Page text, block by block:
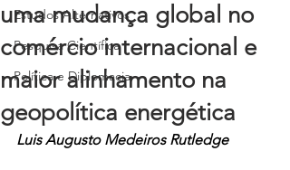
Estudos Alternativos
Pesquisa Científica
Política e Diplomacia
uma mudança global no
comércio internacional e
maior alinhamento na
geopolítica energética
Luis Augusto Medeiros Rutledge